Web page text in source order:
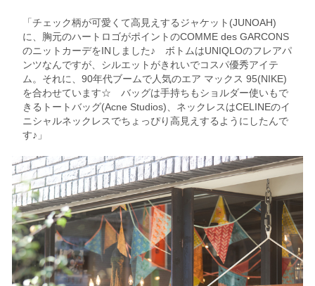
「チェック柄が可愛くて高見えするジャケット(JUNOAH)
に、胸元のハートロゴがポイントのCOMME des GARCONS
のニットカーデをINしました♪ ボトムはUNIQLOのフレアパ
ンツなんですが、シルエットがきれいでコスパ優秀アイテ
ム。それに、90年代ブームで人気のエア マックス 95(NIKE)
を合わせています☆ バッグは手持ちもショルダー使いもで
きるトートバッグ(Acne Studios)、ネックレスはCELINEのイ
ニシャルネックレスでちょっぴり高見えするようにしたんで
す♪」